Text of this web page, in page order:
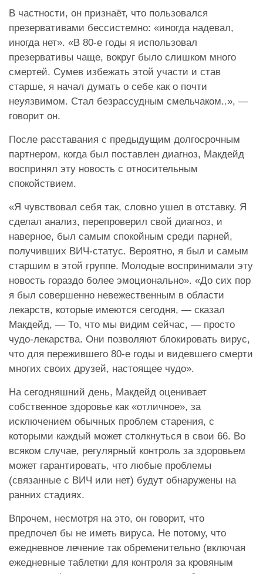
В частности, он признаёт, что пользовался
презервативами бессистемно: «иногда надевал,
иногда нет». «В 80-е годы я использовал
презервативы чаще, вокруг было слишком много
смертей. Сумев избежать этой участи и став
старше, я начал думать о себе как о почти
неуязвимом. Стал безрассудным смельчаком..», —
говорит он.
После расставания с предыдущим долгосрочным
партнером, когда был поставлен диагноз, Макдейд
воспринял эту новость с относительным
спокойствием.
«Я чувствовал себя так, словно ушел в отставку. Я
сделал анализ, перепроверил свой диагноз, и
наверное, был самым спокойным среди парней,
получивших ВИЧ-статус. Вероятно, я был и самым
старшим в этой группе. Молодые воспринимали эту
новость гораздо более эмоционально». «До сих пор
я был совершенно невежественным в области
лекарств, которые имеются сегодня, — сказал
Макдейд, — То, что мы видим сейчас, — просто
чудо-лекарства. Они позволяют блокировать вирус,
что для пережившего 80-е годы и видевшего смерти
многих своих друзей, настоящее чудо».
На сегодняшний день, Макдейд оценивает
собственное здоровье как «отличное», за
исключением обычных проблем старения, с
которыми каждый может столкнуться в свои 66. Во
всяком случае, регулярный контроль за здоровьем
может гарантировать, что любые проблемы
(связанные с ВИЧ или нет) будут обнаружены на
ранних стадиях.
Впрочем, несмотря на это, он говорит, что
предпочел бы не иметь вируса. Не потому, что
ежедневное лечение так обременительно (включая
ежедневные таблетки для контроля за кровяным